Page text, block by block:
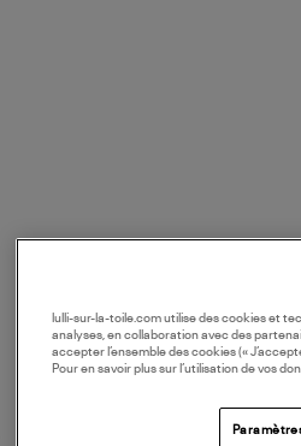
lulli-sur-la-toile.com utilise des cookies et
analyses, en collaboration avec des
accepter l’ensemble des cookies («
Pour en savoir plus sur l’utilisation de vos